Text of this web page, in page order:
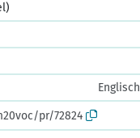
Englisch
pr/72824